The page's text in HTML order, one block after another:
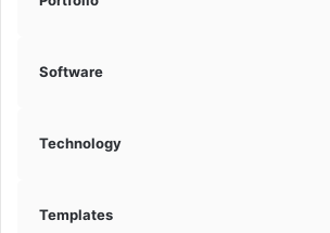
Software
Technology
Templates